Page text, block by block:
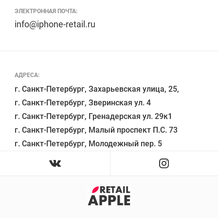
АДРЕСА:
г. Санкт-Петербург, Захарьевская улица, 25,
г. Санкт-Петербург, Зверинская ул. 4
г. Санкт-Петербург, Гренадерская ул. 29к1
г. Санкт-Петербург, Малый проспект П.С. 73
ЭЛЕКТРОННАЯ ПОЧТА:
info@iphone-retail.ru